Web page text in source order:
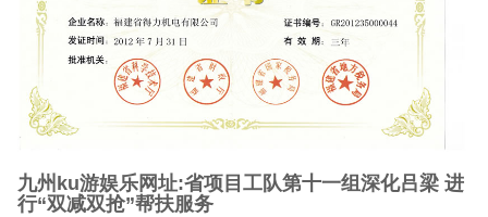
九州ku游娱乐网址:省项目工队第十一组深化吕梁 进
行“双减双抢”帮扶服务